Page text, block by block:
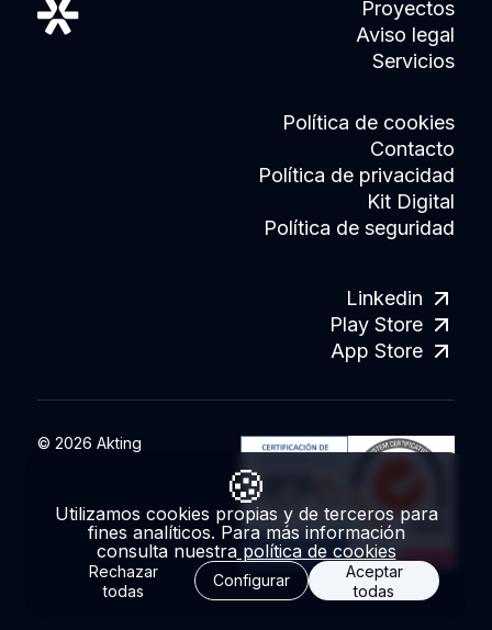
🍪
Utilizamos cookies propias y de terceros para
fines analíticos. Para más información
consulta nuestrapolítica de cookies
Rechazar
todas
Configurar
Aceptar
todas
Proyectos
Aviso legal
Servicios
Política de cookies
Contacto
Política de privacidad
Kit Digital
Política de seguridad
Linkedin
Play Store
App Store
© 2026 Akting